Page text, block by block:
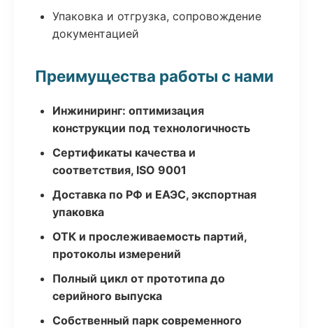
Упаковка и отгрузка, сопровождение
документацией
Преимущества работы с нами
Инжиниринг: оптимизация
конструкции под технологичность
Сертификаты качества и
соответствия, ISO 9001
Доставка по РФ и ЕАЭС, экспортная
упаковка
ОТК и прослеживаемость партий,
протоколы измерений
Полный цикл от прототипа до
серийного выпуска
Собственный парк современного